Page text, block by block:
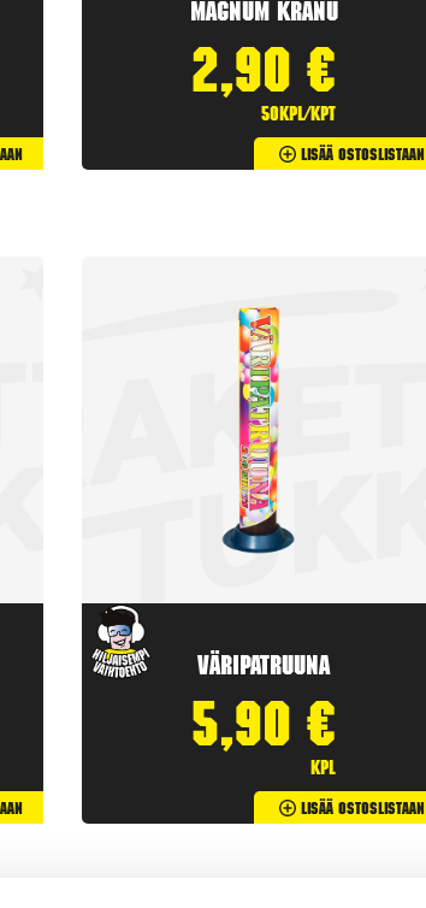
Magnum Kranu
2,90 €
50kpl/kpt
Lisää Ostoslistaan
Väripatruuna
5,90 €
kpl
Lisää Ostoslistaan